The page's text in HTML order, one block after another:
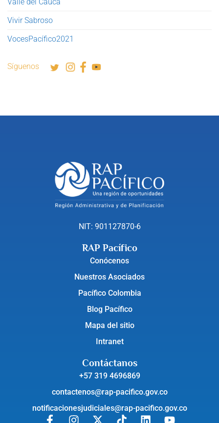
Valle del Cauca
Vivir Sabroso
VocesPacífico2021
Síguenos
NIT: 901127870-6
RAP Pacífico
Conócenos
Nuestros Asociados
Pacífico Colombia
Blog Pacífico
Mapa del sitio
Intranet
Contáctanos
+57 319 4696869
contactenos@rap-pacifico.gov.co
notificacionesjudiciales@rap-pacifico.gov.co